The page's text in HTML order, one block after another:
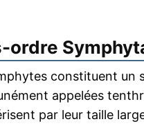
ordre
constituent un
appelées
par leur taille